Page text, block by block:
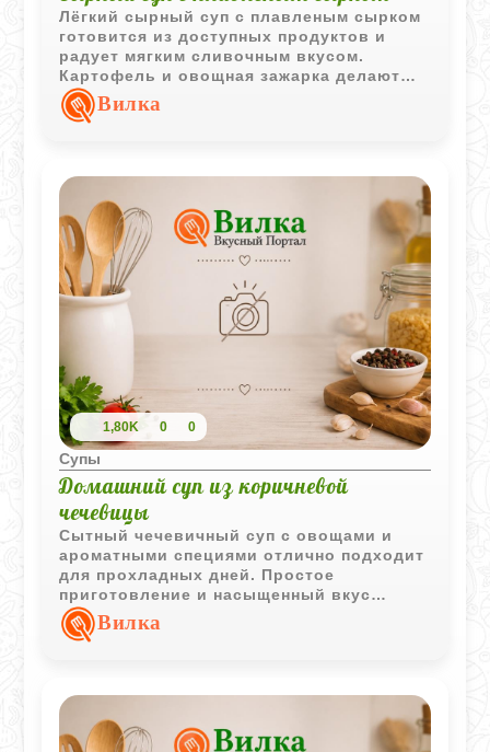
Лёгкий сырный суп с плавленым сырком
готовится из доступных продуктов и
радует мягким сливочным вкусом.
Картофель и овощная зажарка делают
блюдо более сытным, сохраняя его
простоту и домашний характер.
Вилка
1,80K 0 0
Супы
Домашний суп из коричневой
чечевицы
Сытный чечевичный суп с овощами и
ароматными специями отлично подходит
для прохладных дней. Простое
приготовление и насыщенный вкус
делают его одним из самых популярных
блюд из бобовых.
Вилка